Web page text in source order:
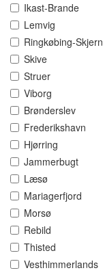
Ikast-Brande
Lemvig
Ringkøbing-Skjern
Skive
Struer
Viborg
Brønderslev
Frederikshavn
Hjørring
Jammerbugt
Læsø
Mariagerfjord
Morsø
Rebild
Thisted
Vesthimmerlands